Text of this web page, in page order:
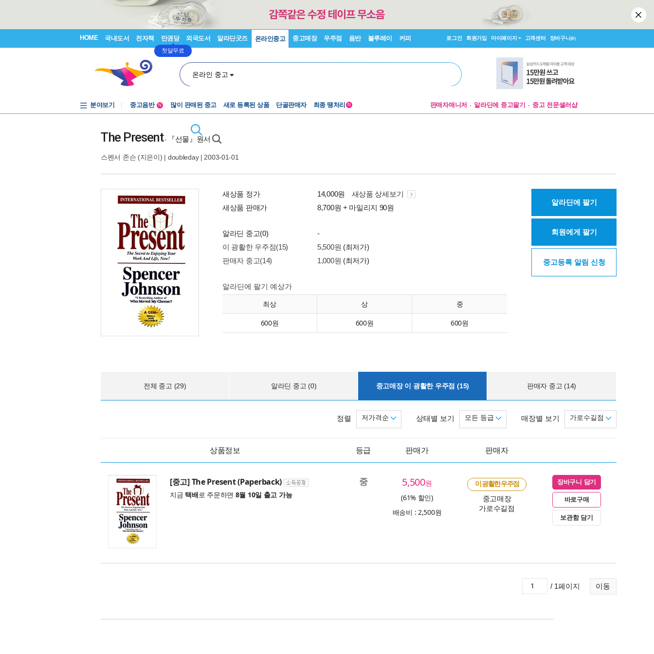
HOME 국내도서 전자책 만권당
첫달무료
외국도서 알라딘굿즈 온라인중고 중고매장 우주점 음반 블루레이 커피 로그인 회원가입 마이페이지 고객센터 장바구니(0)
온라인 중고
분야보기
중고음반
N 많이 판매된 중고 새로 등록된 상품 단골판매자 최종 땡처리 N 판매자매니저 알라딘에 중고팔기 중고 전문셀러샵
The Present- 『선물』원서
스펜서 존슨 (지은이) | doubleday| 2003-01-01
새상품 정가 14,000원
새상품 상세보기
새상품 판매가
8,700원 + 마일리지 90원
알라딘 중고(0)
-
이 광활한 우주점(15)
5,500원 (최저가)
판매자 중고(14)
1,000원 (최저가)
알라딘에 팔기 예상가
최상 상 중
600원 600원 600원
알라딘에 팔기
회원에게 팔기
중고등록 알림 신청
전체 중고 (29) 알라딘 중고 (0) 중고매장 이 광활한 우주점 (15) 판매자 중고 (14)
매장별 보기 가로수길점
상태별 보기 모든 등급
정렬 저가격순
상품정보 등급 판매가 판매자
[중고] The Present (Paperback)
지금 택배로 주문하면 8월 10일 출고 가능
중 5,500원
(61% 할인)
배송비 : 2,500원
이 광활한 우주점
중고매장
가로수길점
장바구니 담기
바로구매
보관함 담기
이동
/ 1페이지